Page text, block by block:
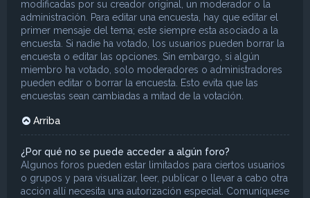
modificadas por su creador original, un moderador o la
administración. Para editar una encuesta, hay que editar el
primer mensaje del tema; este siempre esta asociado a la
encuesta. Si nadie ha votado, los usuarios pueden borrar la
encuesta o editar las opciones. Sin embargo, si algún
miembro ha votado, solo moderadores o administradores
pueden editar o borrar la encuesta. Esto evita que las
encuestas sean cambiadas a mitad de la votación.
Arriba
¿Por qué no se puede acceder a algún foro?
Algunos foros pueden estar limitados para ciertos usuarios
o grupos y para visualizar, leer, publicar o llevar a cabo otra
acción allí necesita una autorización especial. Comuníquese